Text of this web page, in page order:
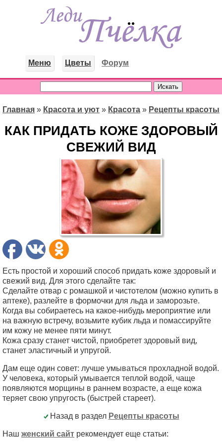
Меню Цветы Форум
Главная » Красота и уют » Красота » Рецепты красоты
КАК ПРИДАТЬ КОЖЕ ЗДОРОВЫЙ
СВЕЖИЙ ВИД
Есть простой и хороший способ придать коже здоровый и
свежий вид. Для этого сделайте так:
Сделайте отвар с ромашкой и чистотелом (можно купить в
аптеке), разлейте в формочки для льда и заморозьте.
Когда вы собираетесь на какое-нибудь мероприятие или
на важную встречу, возьмите кубик льда и помассируйте
им кожу не менее пяти минут.
Кожа сразу станет чистой, приобретет здоровый вид,
станет эластичный и упругой.
Дам еще один совет: лучше умываться прохладной водой.
У человека, который умывается теплой водой, чаще
появляются морщины в раннем возрасте, а еще кожа
теряет свою упругость (быстрей стареет).
Назад в раздел Рецепты красоты
Наш женский сайт рекомендует еще статьи: